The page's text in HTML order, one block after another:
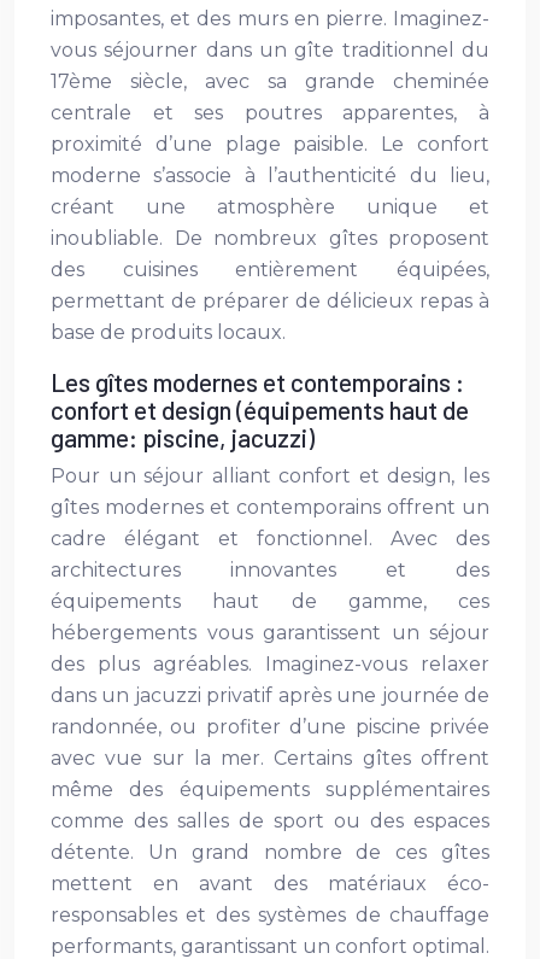
imposantes, et des murs en pierre. Imaginez-
vous séjourner dans un gîte traditionnel du
17ème siècle, avec sa grande cheminée
centrale et ses poutres apparentes, à
proximité d’une plage paisible. Le confort
moderne s’associe à l’authenticité du lieu,
créant une atmosphère unique et
inoubliable. De nombreux gîtes proposent
des cuisines entièrement équipées,
permettant de préparer de délicieux repas à
base de produits locaux.
Les gîtes modernes et contemporains :
confort et design (équipements haut de
gamme: piscine, jacuzzi)
Pour un séjour alliant confort et design, les
gîtes modernes et contemporains offrent un
cadre élégant et fonctionnel. Avec des
architectures innovantes et des
équipements haut de gamme, ces
hébergements vous garantissent un séjour
des plus agréables. Imaginez-vous relaxer
dans un jacuzzi privatif après une journée de
randonnée, ou profiter d’une piscine privée
avec vue sur la mer. Certains gîtes offrent
même des équipements supplémentaires
comme des salles de sport ou des espaces
détente. Un grand nombre de ces gîtes
mettent en avant des matériaux éco-
responsables et des systèmes de chauffage
performants, garantissant un confort optimal.